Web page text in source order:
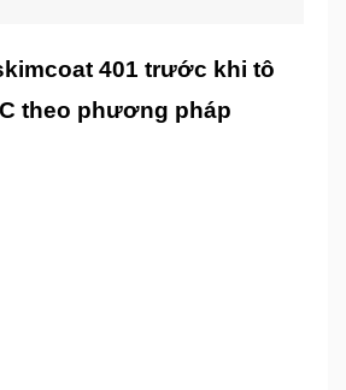
401 trước khi tô
theo phương pháp